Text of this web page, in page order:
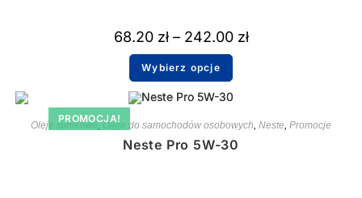
68.20 zł – 242.00 zł
Wybierz opcje
PROMOCJA!
Oleje silnikowe , Oleje do samochodów osobowych, Neste, Promocje
Neste Pro 5W-30